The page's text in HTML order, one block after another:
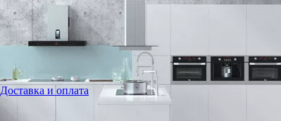
Доставка и оплата